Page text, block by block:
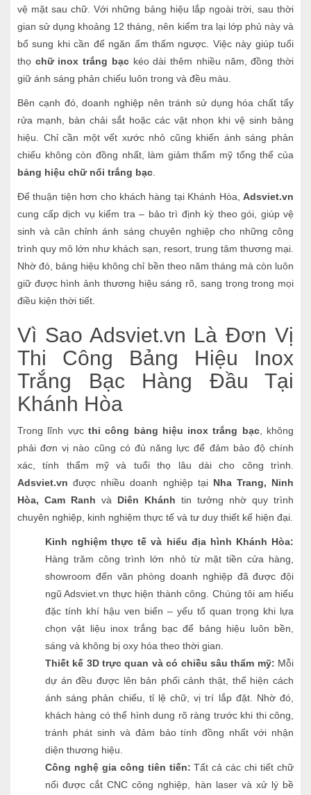
vệ mặt sau chữ. Với những bảng hiệu lắp ngoài trời, sau thời
gian sử dụng khoảng 12 tháng, nên kiểm tra lại lớp phủ này và
bổ sung khi cần để ngăn ẩm thấm ngược. Việc này giúp tuổi
thọ chữ inox trắng bạckéo dài thêm nhiều năm, đồng thời
giữ ánh sáng phản chiếu luôn trong và đều màu.
Bên cạnh đó, doanh nghiệp nên tránh sử dụng hóa chất tẩy
rửa mạnh, bàn chải sắt hoặc các vật nhọn khi vệ sinh bảng
hiệu. Chỉ cần một vết xước nhỏ cũng khiến ánh sáng phản
chiếu không còn đồng nhất, làm giảm thẩm mỹ tổng thể của
bảng hiệu chữ nổi trắng bạc
Để thuận tiện hơn cho khách hàng tại Khánh Hòa, Adsviet.vn
cung cấp dịch vụ kiểm tra – bảo trì định kỳ theo gói, giúp vệ
sinh và cân chỉnh ánh sáng chuyên nghiệp cho những công
trình quy mô lớn như khách sạn, resort, trung tâm thương mại.
Nhờ đó, bảng hiệu không chỉ bền theo năm tháng mà còn luôn
giữ được hình ảnh thương hiệu sáng rõ, sang trọng trong mọi
điều kiện thời tiết.
Vì Sao Adsviet.vn Là Đơn Vị
Thi Công Bảng Hiệu Inox
Trắng Bạc Hàng Đầu Tại
Khánh Hòa
Trong lĩnh vực thi công bảng hiệu inox trắng bạc, không
phải đơn vị nào cũng có đủ năng lực để đảm bảo độ chính
xác, tính thẩm mỹ và tuổi thọ lâu dài cho công trình.
Adsviet.vn được nhiều doanh nghiệp tại Nha Trang, Ninh
Hòa, Cam Ranh và Diên Khánh tin tưởng nhờ quy trình
chuyên nghiệp, kinh nghiệm thực tế và tư duy thiết kế hiện đại.
Kinh nghiệm thực tế và hiểu địa hình Khánh Hòa:
Hàng trăm công trình lớn nhỏ từ mặt tiền cửa hàng,
showroom đến văn phòng doanh nghiệp đã được đội
ngũ Adsviet.vn thực hiện thành công. Chúng tôi am hiểu
đặc tính khí hậu ven biển – yếu tố quan trọng khi lựa
chọn vật liệu inox trắng bạc để bảng hiệu luôn bền,
sáng và không bị oxy hóa theo thời gian.
Thiết kế 3D trực quan và có chiều sâu thẩm mỹ: Mỗi
dự án đều được lên bản phối cảnh thật, thể hiện cách
ánh sáng phản chiếu, tỉ lệ chữ, vị trí lắp đặt. Nhờ đó,
khách hàng có thể hình dung rõ ràng trước khi thi công,
tránh phát sinh và đảm bảo tính đồng nhất với nhận
diện thương hiệu.
Công nghệ gia công tiên tiến: Tất cả các chi tiết chữ
nổi được cắt CNC công nghiệp, hàn laser và xử lý bề